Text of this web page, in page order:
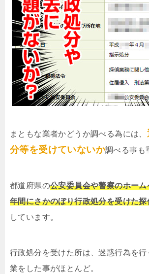
まともな業者かどうか調べる為には、
分等を受けていないか調べる事も
都道府県の公安委員会や警察のホー
年間にさかのぼり行政処分を受けた
しています。
行政処分を受けた所は、迷惑行為を行
業をした事がほとんど。